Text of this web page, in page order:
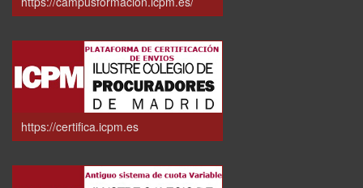
https://certifica.icpm.es